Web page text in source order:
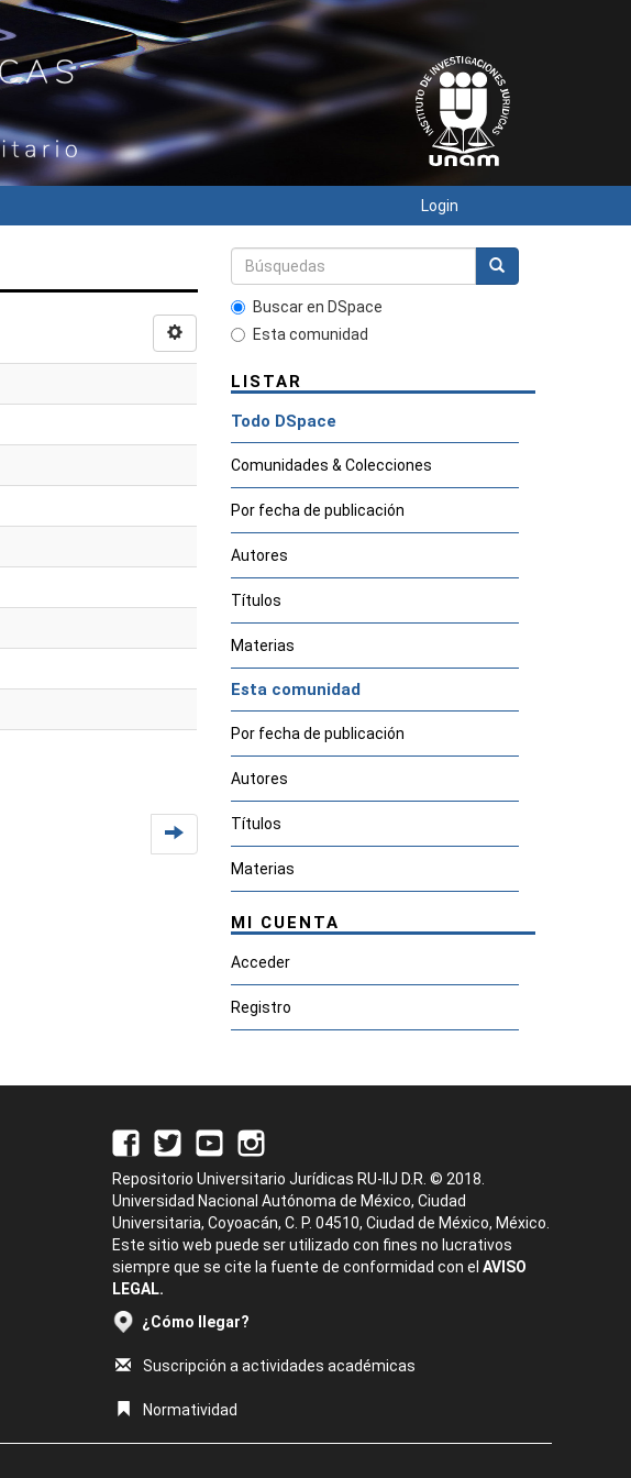
Login
Buscar en DSpace
Esta comunidad
LISTAR
Todo DSpace
Comunidades & Colecciones
Por fecha de publicación
Autores
Títulos
Materias
Esta comunidad
Por fecha de publicación
Autores
Títulos
Materias
MI CUENTA
Acceder
Registro
Repositorio Universitario Jurídicas RU-IIJ D.R. © 2018.
Universidad Nacional Autónoma de México, Ciudad
Universitaria, Coyoacán, C. P. 04510, Ciudad de México, México.
Este sitio web puede ser utilizado con fines no lucrativos
siempre que se cite la fuente de conformidad con el AVISO
LEGAL.
¿Cómo llegar?
Suscripción a actividades académicas
Normatividad